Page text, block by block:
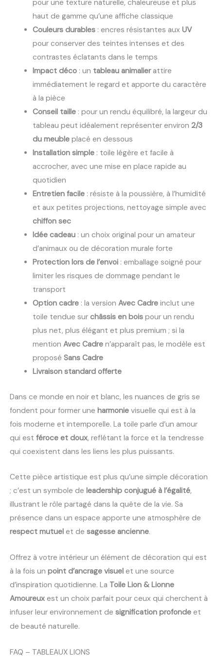
pour une texture naturelle, chaleureuse et plus
haut de gamme qu’une affiche classique
Couleurs durables: encres résistantes aux UV
pour conserver des teintes intenses et des
contrastes éclatants dans le temps
Impact déco: un tableau animalierattire
immédiatement le regard et apporte du caractère
à la pièce
Conseil taille: pour un rendu équilibré, la largeur du
tableau peut idéalement représenter environ 2/3
du meubleplacé en dessous
Installation simple: toile légère et facile à
accrocher, avec une mise en place rapide au
quotidien
Entretien facile: résiste à la poussière, à l’humidité
et aux petites projections, nettoyage simple avec
chiffon sec
Idée cadeau: un choix original pour un amateur
d’animaux ou de décoration murale forte
Protection lors de l’envoi: emballage soigné pour
limiter les risques de dommage pendant le
transport
Option cadre: la version Avec Cadreinclut une
toile tendue sur châssis en boispour un rendu
plus net, plus élégant et plus premium ; si la
mention Avec Cadren’apparaît pas, le modèle est
proposé Sans Cadre
Livraison standard offerte
Dans ce monde en noir et blanc, les nuances de gris se
fondent pour former une harmonie visuelle qui est à la
fois moderne et intemporelle. La toile parle d’un amour
qui est féroce et doux, reflétant la force et la tendresse
qui coexistent dans les liens les plus puissants.
Cette pièce artistique est plus qu’une simple décoration
; c’est un symbole de leadership conjugué à l’égalité,
illustrant le rôle partagé dans la quête de la vie. Sa
présence dans un espace apporte une atmosphère de
respect mutuel et de sagesse ancienne.
Offrez à votre intérieur un élément de décoration qui est
à la fois un point d’ancrage visuel et une source
d’inspiration quotidienne. La Toile Lion & Lionne
Amoureux est un choix parfait pour ceux qui cherchent à
infuser leur environnement de signification profonde et
de beauté naturelle.
FAQ – TABLEAUX LIONS